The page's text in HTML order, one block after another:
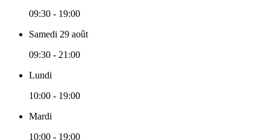
09:30 - 19:00
Samedi 29 août
09:30 - 21:00
Lundi
10:00 - 19:00
Mardi
10:00 - 19:00